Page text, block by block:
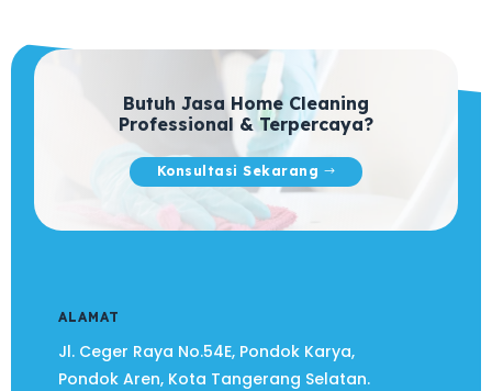
Butuh Jasa Home Cleaning
Professional & Terpercaya?
Konsultasi Sekarang
ALAMAT
Jl. Ceger Raya No.54E, Pondok Karya,
Pondok Aren, Kota Tangerang Selatan.